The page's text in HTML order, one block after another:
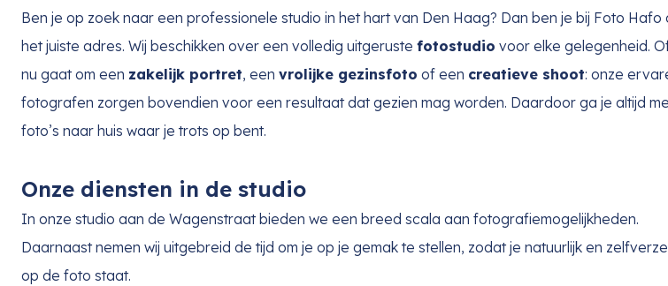
Ben je op zoek naar een professionele studio in het hart van Den Haag? Dan ben je bij Foto Hafo
het juiste adres. Wij beschikken over een volledig uitgeruste fotostudio voor elke gelegenheid.
nu gaat om een zakelijk portret, een vrolijke gezinsfoto of een creatieve shoot: onze
fotografen zorgen bovendien voor een resultaat dat gezien mag worden. Daardoor ga je altijd
foto’s naar huis waar je trots op bent.
Onze diensten in de studio
In onze studio aan de Wagenstraat bieden we een breed scala aan fotografiemogelijkheden.
Daarnaast nemen wij uitgebreid de tijd om je op je gemak te stellen, zodat je natuurlijk en
op de foto staat.